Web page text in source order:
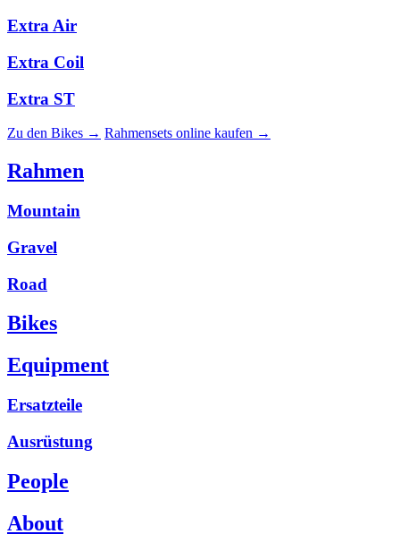
Extra Air
Extra Coil
Extra ST
Zu den Bikes → Rahmensets online kaufen →
Rahmen
Mountain
Gravel
Road
Bikes
Equipment
Ersatzteile
Ausrüstung
People
About